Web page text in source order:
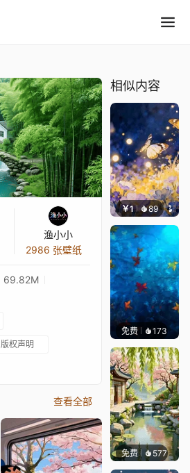
渔小小
2986 张壁纸
69.82M
版权声明
查看全部
相似内容
￥1 89 叮叮
免费 173Max
免费 577渔小小